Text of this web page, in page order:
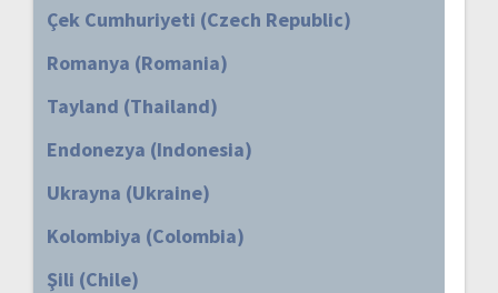
Çek Cumhuriyeti (Czech Republic)
Romanya (Romania)
Tayland (Thailand)
Endonezya (Indonesia)
Ukrayna (Ukraine)
Kolombiya (Colombia)
Şili (Chile)